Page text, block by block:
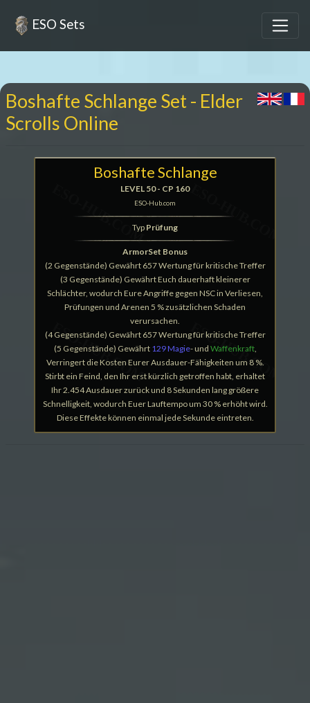
ESO Sets
Boshafte Schlange Set - Elder
Scrolls Online
Boshafte Schlange
LEVEL 50 - CP 160
ESO-Hub.com
Typ Prüfung
ArmorSet Bonus
(2 Gegenstände) Gewährt 657 Wertung für kritische Treffer
(3 Gegenstände) Gewährt Euch dauerhaft kleinerer
Schlächter, wodurch Eure Angriffe gegen NSC in Verliesen,
Prüfungen und Arenen 5 % zusätzlichen Schaden
verursachen.
(4 Gegenstände) Gewährt 657 Wertung für kritische Treffer
(5 Gegenstände) Gewährt 129 Magie- und Waffenkraft,
Verringert die Kosten Eurer Ausdauer-Fähigkeiten um 8 %.
Stirbt ein Feind, den Ihr erst kürzlich getroffen habt, erhaltet
Ihr 2.454 Ausdauer zurück und 8 Sekunden lang größere
Schnelligkeit, wodurch Euer Lauftempo um 30 % erhöht wird.
Diese Effekte können einmal jede Sekunde eintreten.